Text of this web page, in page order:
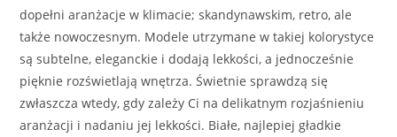
dopełni aranżacje w klimacie; skandynawskim, retro, ale
także nowoczesnym. Modele utrzymane w takiej kolorystyce
są subtelne, eleganckie i dodają lekkości, a jednocześnie
pięknie rozświetlają wnętrza. Świetnie sprawdzą się
zwłaszcza wtedy, gdy zależy Ci na delikatnym rozjaśnieniu
aranżacji i nadaniu jej lekkości. Białe, najlepiej gładkie